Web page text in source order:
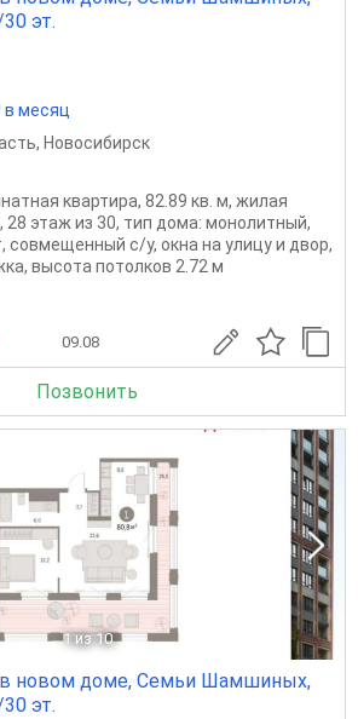
эт.
в месяц
, Новосибирск
квартира, 82.89 кв. м, жилая
28 этаж из 30, тип дома: монолитный,
совмещенный с/у, окна на улицу и двор,
высота потолков 2.72 м
09.08
Позвонить
1 из 10
в новом доме, Семьи Шамшиных,
эт.